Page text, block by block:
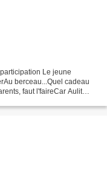
Le jeune
berceau...Quel cadeau
faut l'faireCar Aulit